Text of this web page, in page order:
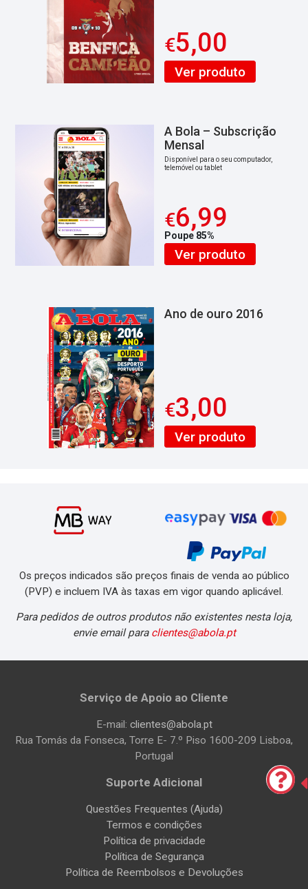
€5,00
Ver produto
A Bola – Subscrição
Mensal
Disponível para o seu computador,
telemóvel ou tablet
€6,99
Poupe 85%
Ver produto
Ano de ouro 2016
€3,00
Ver produto
Os preços indicados são preços finais de venda ao público
(PVP) e incluem IVA às taxas em vigor quando aplicável.
Para pedidos de outros produtos não existentes nesta loja,
envie email para clientes@abola.pt
Serviço de Apoio ao Cliente
E-mail: clientes@abola.pt
Rua Tomás da Fonseca, Torre E- 7.º Piso 1600-209 Lisboa,
Portugal
Suporte Adicional
Questões Frequentes (Ajuda)
Termos e condições
Política de privacidade
Política de Segurança
Política de Reembolsos e Devoluções